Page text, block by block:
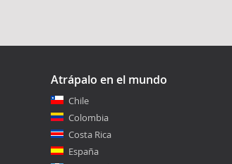
Atrápalo en el mundo
Chile
Colombia
Costa Rica
España